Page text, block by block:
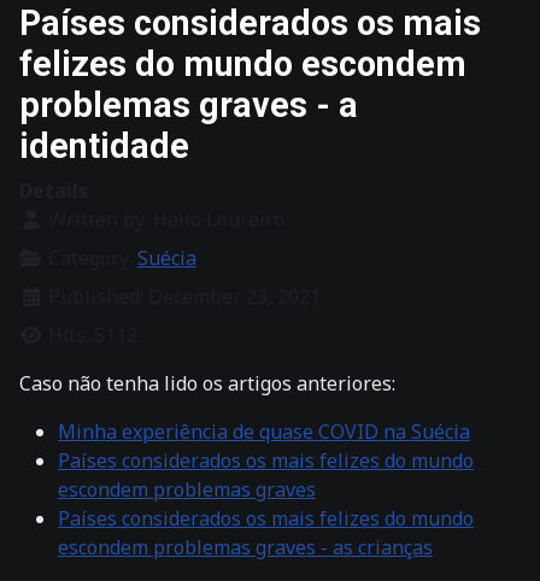
Países considerados os mais
felizes do mundo escondem
problemas graves - a
identidade
Suécia
Caso não tenha lido os artigos anteriores:
Minha experiência de quase COVID na Suécia
Países considerados os mais felizes do mundo
escondem problemas graves
Países considerados os mais felizes do mundo
escondem problemas graves - as crianças